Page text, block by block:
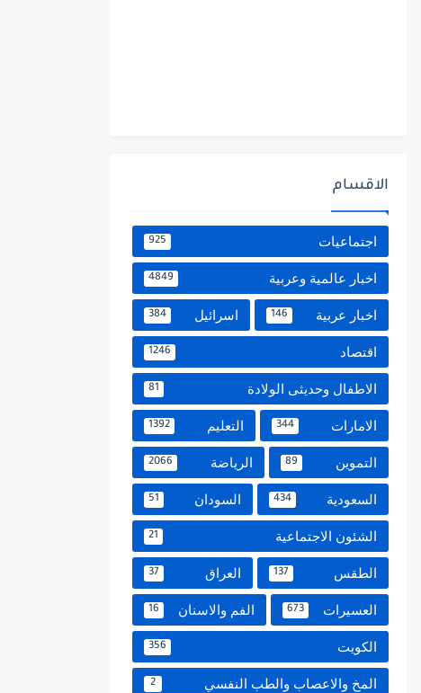
الاقسام
اجتماعيات 925
اخبار عالمية وعربية 4849
اخبار عربية 146 اسرائيل 384
اقتصاد 1246
الاطفال وحديثى الولادة 81
الامارات 344 التعليم 1392
التموين 89 الرياضة 2066
السعودية 434 السودان 51
الشئون الاجتماعية 21
الطقس 137 العراق 37
العسيرات 673 الفم والاسنان 16
الكويت 356
المخ والاعصاب والطب النفسي 2